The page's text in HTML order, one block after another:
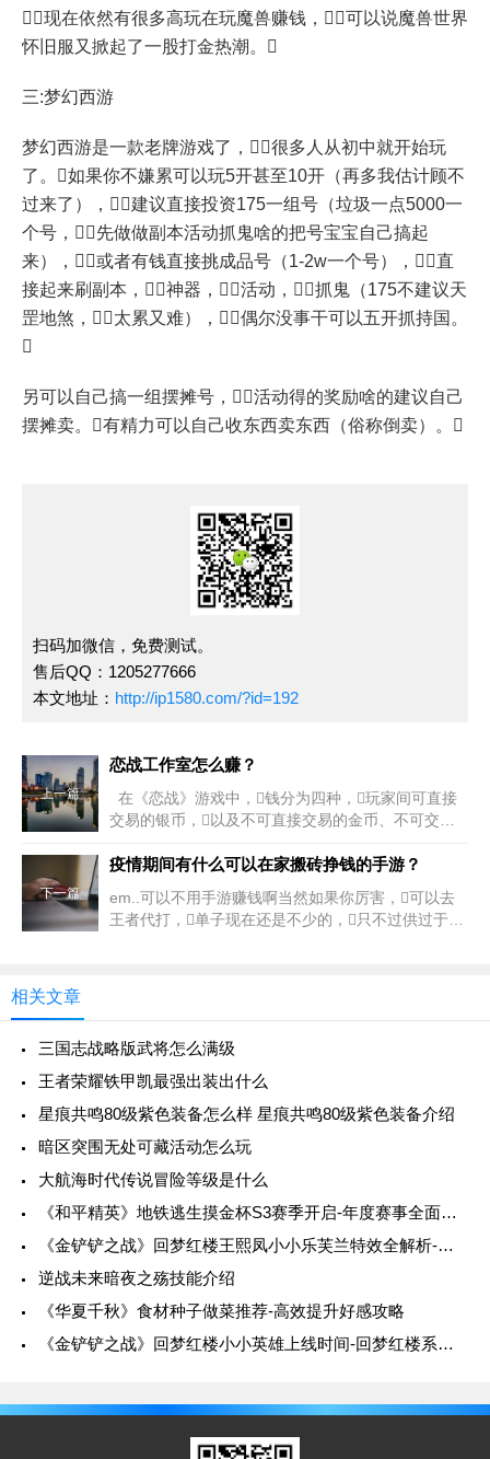
现在依然有很多高玩在玩魔兽赚钱，可以说魔兽世界
怀旧服又掀起了一股打金热潮。
三:梦幻西游
梦幻西游是一款老牌游戏了，很多人从初中就开始玩
了。如果你不嫌累可以玩5开甚至10开（再多我估计顾不
过来了），建议直接投资175一组号（垃圾一点5000一
个号，先做做副本活动抓鬼啥的把号宝宝自己搞起
来），或者有钱直接挑成品号（1-2w一个号），直
接起来刷副本，神器，活动，抓鬼（175不建议天
罡地煞，太累又难），偶尔没事干可以五开抓持国。

另可以自己搞一组摆摊号，活动得的奖励啥的建议自己
摆摊卖。有精力可以自己收东西卖东西（俗称倒卖）。
扫码加微信，免费测试。
售后QQ：1205277666
本文地址： http://ip1580.com/?id=192
上一篇
恋战工作室怎么赚？
在《恋战》游戏中，钱分为四种，玩家间可直接
交易的银币，以及不可直接交易的金币、不可交易
中，金币可通
下一篇
疫情期间有什么可以在家搬砖挣钱的手游？
em..可以不用手游赚钱啊当然如果你厉害，可以去
王者代打，单子现在还是不少的，只不过供过于
相关文章
三国志战略版武将怎么满级
王者荣耀铁甲凯最强出装出什么
星痕共鸣80级紫色装备怎么样 星痕共鸣80级紫色装备介绍
暗区突围无处可藏活动怎么玩
大航海时代传说冒险等级是什么
《和平精英》地铁逃生摸金杯S3赛季开启-年度赛事全面升级
《金铲铲之战》回梦红楼王熙凤小小乐芙兰特效全解析-特效展示与技能详解
逆战未来暗夜之殇技能介绍
《华夏千秋》食材种子做菜推荐-高效提升好感攻略
《金铲铲之战》回梦红楼小小英雄上线时间-回梦红楼系列详细介绍